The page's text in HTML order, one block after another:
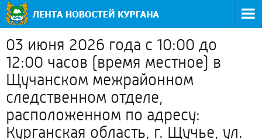
03 июня 2026 года с 10:00 до
12:00 часов (время местное) в
Щучанском межрайонном
следственном отделе,
расположенном по адресу:
Курганская область, г. Щучье, ул.